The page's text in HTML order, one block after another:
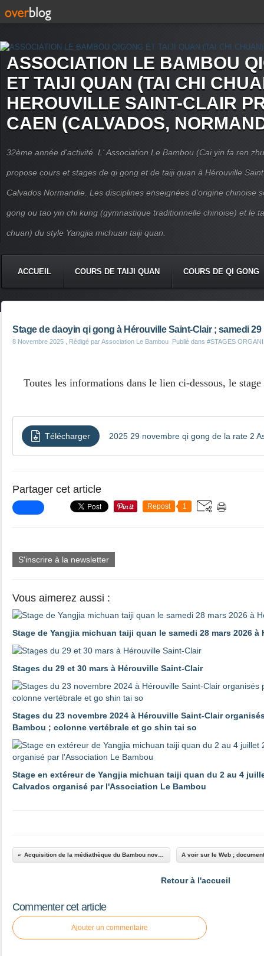
ASSOCIATION LE BAMBOU
ET TAIJI QUAN (TAI CHI
HEROUVILLE SAINT-CLAIR
CAEN (CALVADOS,
32ème année d'activité. L' Association Le Bambou (Cai yin fa ren
propose cours et stages de qi gong et de taiji quan à Hérouville
Calvados Normandie. Les disciplines enseignées d'origine chinoise
gong ou tao yin chi kung (gymnastique traditionnelle chinoise) et le
chuan) du style Yangjia michuan taiji quan.
ACCUEIL COURS DE TAIJI QUAN COURS DE QI GONG
Stage de daoyin qi gong à Hérouville Saint-Clair ; samedi
8 Novembre 2025 , Rédigé par Association Le Bambou Publié dans #STAGES
Toutes les informations dans le lien ci-dessous, le
Télécharger 2025 29 novembre qi gong de la rate 2
Partager cet article
Repost 1
S'inscrire à la newsletter
Vous aimerez aussi :
Stage de Yangjia michuan taiji quan le samedi 28 mars 2026 à
Stages du 29 et 30 mars à Hérouville Saint-Clair
Stages du 23 novembre 2024 à Hérouville Saint-Clair
Bambou ; colonne vertébrale et go shin tai so
Stage en extéreur de Yangjia michuan taiji quan du 2 au 4
Calvados organisé par l'Association Le Bambou
Retour à l'accueil
Commenter cet article
Ajouter un commentaire